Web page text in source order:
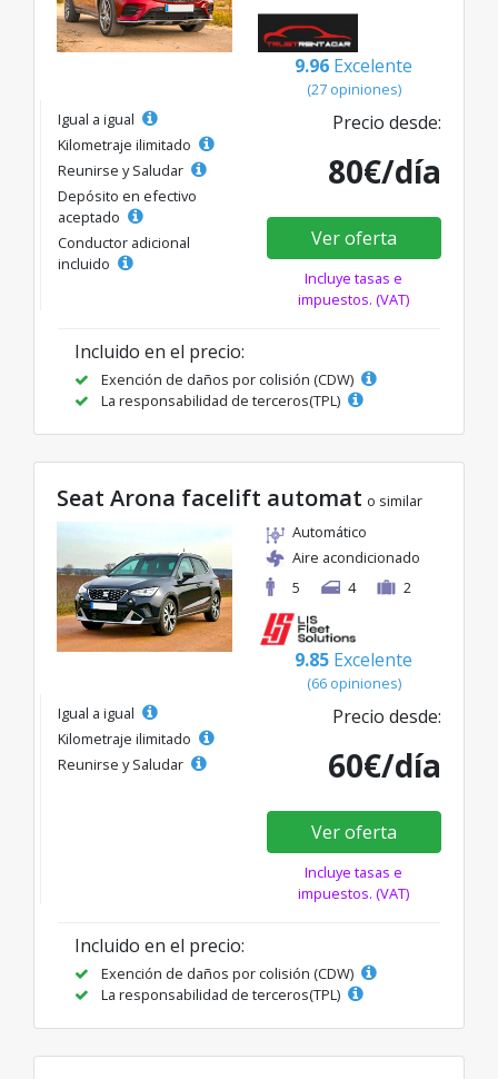
9.96 Excelente
(27 opiniones)
Igual a igual
Kilometraje ilimitado
Reunirse y Saludar
Depósito en efectivo
aceptado
Conductor adicional
incluido
Precio desde:
80€/día
Ver oferta
Incluye tasas e
impuestos. (VAT)
Incluido en el precio:
Exención de daños por colisión (CDW)
La responsabilidad de terceros(TPL)
Seat Arona facelift automat o similar
Automático
Aire acondicionado
5
4 2
9.85 Excelente
(66 opiniones)
Igual a igual
Kilometraje ilimitado
Reunirse y Saludar
Precio desde:
60€/día
Ver oferta
Incluye tasas e
impuestos. (VAT)
Incluido en el precio:
Exención de daños por colisión (CDW)
La responsabilidad de terceros(TPL)